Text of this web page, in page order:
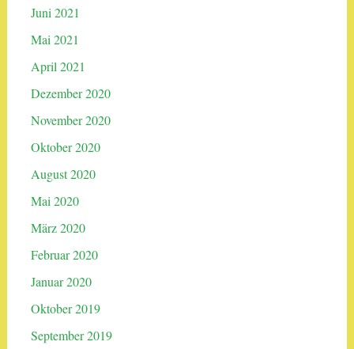
Juni 2021
Mai 2021
April 2021
Dezember 2020
November 2020
Oktober 2020
August 2020
Mai 2020
März 2020
Februar 2020
Januar 2020
Oktober 2019
September 2019